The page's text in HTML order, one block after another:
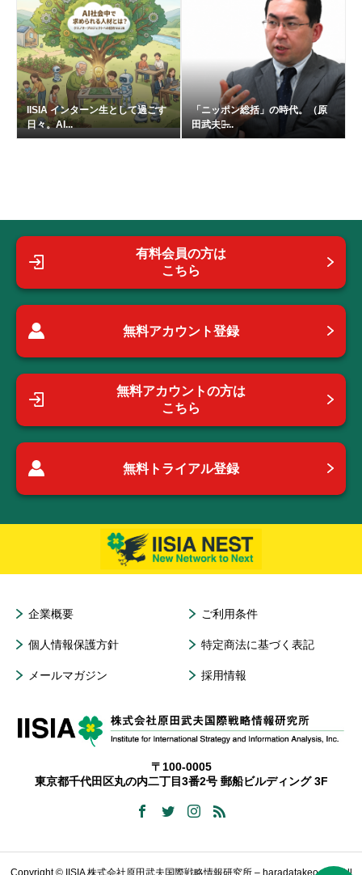
IISIA インターン生として過ごす
日々。AI...
「ニッポン総括」の時代。（原
田武夫の̶...
有料会員の方は
こちら
無料アカウント登録
無料アカウントの方は
こちら
無料トライアル登録
企業概要 ご利用条件
個人情報保護方針 特定商法に基づく表記
メールマガジン 採用情報
〒100-0005
東京都千代田区丸の内二丁目3番2号 郵船ビルディング 3F
Copyright © IISIA 株式会社原田武夫国際戦略情報研究所 – haradatakeo.com All